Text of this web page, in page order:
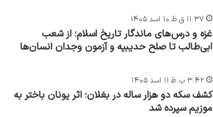
غزه و درس‌های ماندگار تاریخ اسلام؛ از شعب
ابی‌طالب تا صلح حدیبیه و آزمون وجدان انسان‌ها
۱۱:۳۷ ق.ظ ۱۰ اسد ۱۴۰۵
کشف سکه دو هزار ساله در بغلان؛ اثر یونان باختر به
موزیم سپرده شد
۳:۴۲ ب.ظ ۱۱ اسد ۱۴۰۵